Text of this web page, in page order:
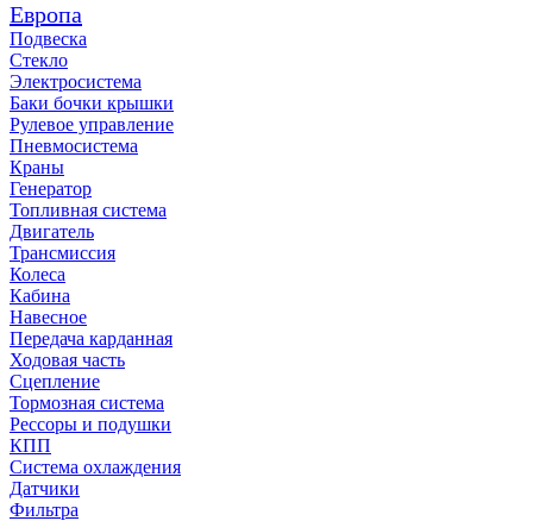
Европа
Подвеска
Стекло
Электросистема
Баки бочки крышки
Рулевое управление
Пневмосистема
Краны
Генератор
Топливная система
Двигатель
Трансмиссия
Колеса
Кабина
Навесное
Передача карданная
Ходовая часть
Сцепление
Тормозная система
Рессоры и подушки
КПП
Система охлаждения
Датчики
Фильтра